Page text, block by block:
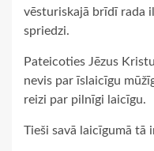
vēsturiskajā brīdī rada
spriedzi.
Pateicoties Jēzus
nevis par īslaicīgu
reizi par pilnīgi laicīgu.
Tieši savā laicīgumā tā